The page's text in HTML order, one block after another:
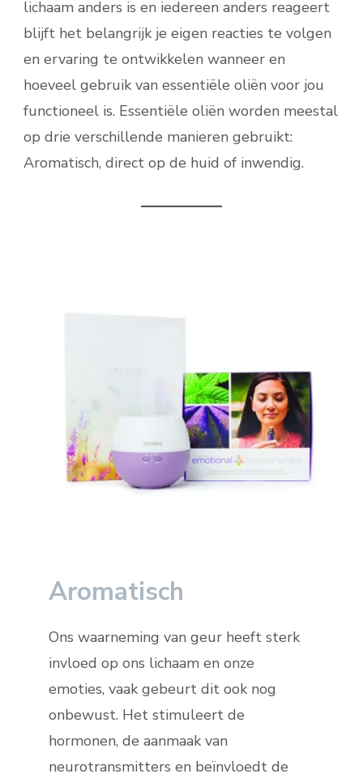
lichaam anders is en iedereen anders reageert
blijft het belangrijk je eigen reacties te volgen
en ervaring te ontwikkelen wanneer en
hoeveel gebruik van essentiële oliën voor jou
functioneel is. Essentiële oliën worden meestal
op drie verschillende manieren gebruikt:
Aromatisch, direct op de huid of inwendig.
Aromatisch
Ons waarneming van geur heeft sterk
invloed op ons lichaam en onze
emoties, vaak gebeurt dit ook nog
onbewust. Het stimuleert de
hormonen, de aanmaak van
neurotransmitters en beïnvloedt de